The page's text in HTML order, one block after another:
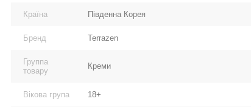
Країна Південна Корея
Бренд Terrazen
Группа
товару
Креми
Вікова група 18+